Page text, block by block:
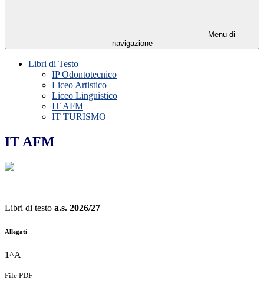
Menu di
navigazione
Libri di Testo
IP Odontotecnico
Liceo Artistico
Liceo Linguistico
IT AFM
IT TURISMO
IT AFM
Libri di testo a.s. 2026/27
Allegati
1^A
File PDF